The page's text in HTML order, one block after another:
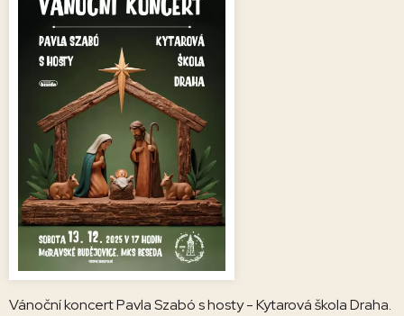
Vánoční koncert Pavla Szabó s hosty - Kytarová škola Draha.